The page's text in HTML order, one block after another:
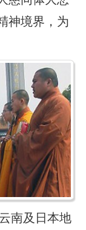
神境界，为
南及日本地